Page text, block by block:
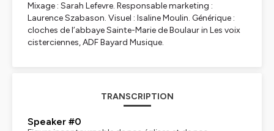
Mixage : Sarah Lefevre. Responsable marketing :
Laurence Szabason. Visuel : Isaline Moulin. Générique :
cloches de l’abbaye Sainte-Marie de Boulaur in Les voix
cisterciennes, ADF Bayard Musique.
TRANSCRIPTION
Speaker #0